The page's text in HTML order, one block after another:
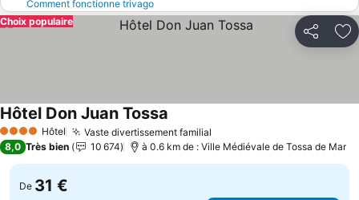
Comment fonctionne trivago
Partager
Choix populaire
4 Étoiles Hôtel Vaste divertissement familial
Hôtel Don Juan Tossa
8,0 Très bien 10 674 à 0.6 km de : Ville Médiévale de Tossa de Mar
De 31 €